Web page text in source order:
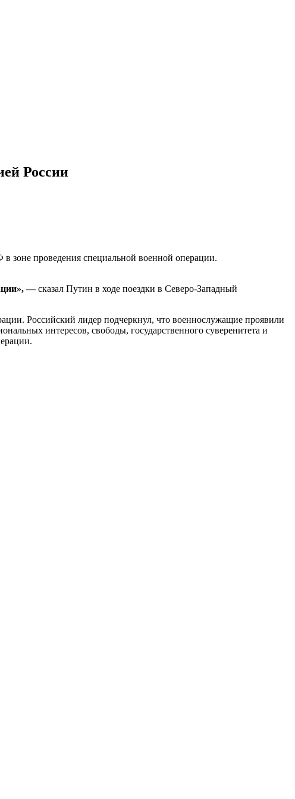
России
зоне проведения специальной военной операции.
—сказал Путин в ходе поездки в Северо-Западный
Российский лидер подчеркнул, что военнослужащие проявили
интересов, свободы, государственного суверенитета и